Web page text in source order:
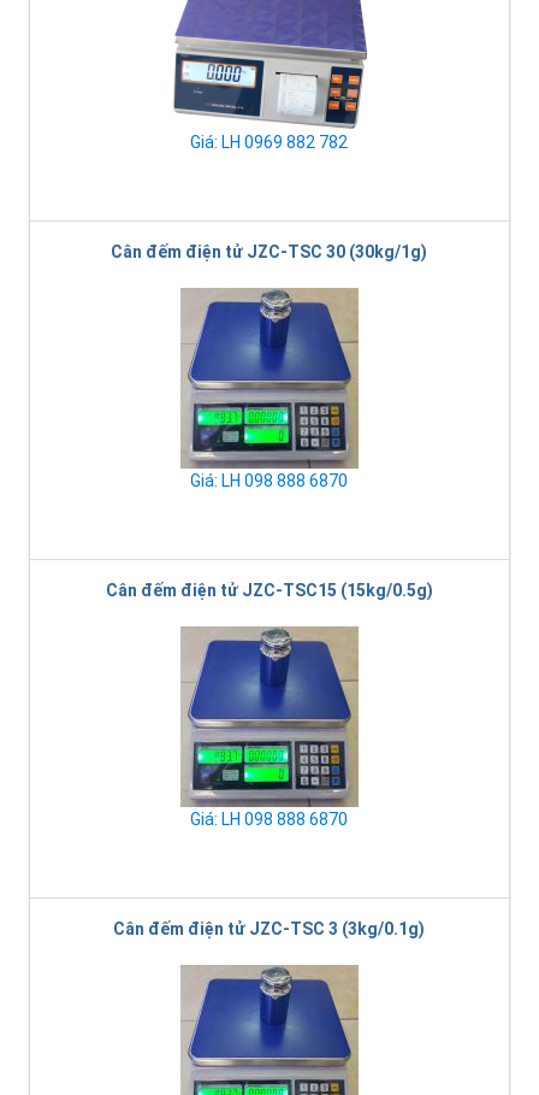
Giá: LH 0969 882 782
Cân đếm điện tử JZC-TSC 30 (30kg/1g)
Giá: LH 098 888 6870
Cân đếm điện tử JZC-TSC15 (15kg/0.5g)
Giá: LH 098 888 6870
Cân đếm điện tử JZC-TSC 3 (3kg/0.1g)